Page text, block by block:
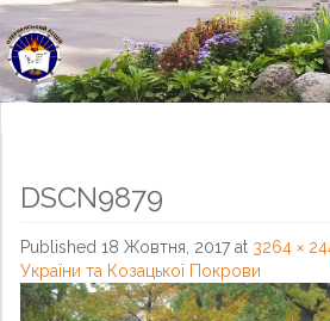
Офіційний сайт
DSCN9879
Published 18 Жовтня, 2017 at 3264 ×
України та Козацької Покрови